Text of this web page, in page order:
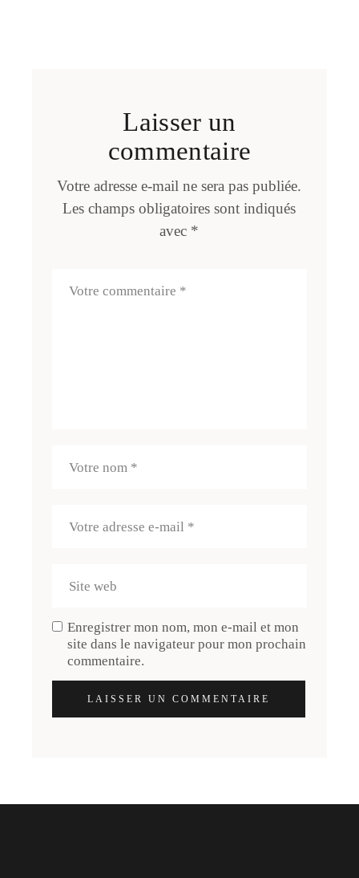
Laisser un
commentaire
Votre adresse e-mail ne sera pas publiée.
Les champs obligatoires sont indiqués
avec *
Enregistrer mon nom, mon e-mail et mon
site dans le navigateur pour mon prochain
commentaire.
LAISSER UN COMMENTAIRE